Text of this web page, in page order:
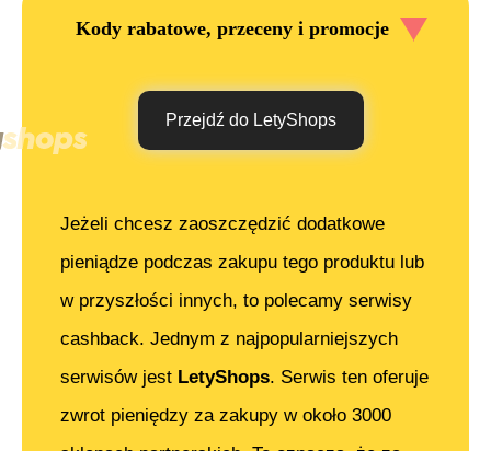
Kody rabatowe, przeceny i promocje
Przejdź do LetyShops
Jeżeli chcesz zaoszczędzić dodatkowe
pieniądze podczas zakupu tego produktu lub
w przyszłości innych, to polecamy serwisy
cashback. Jednym z najpopularniejszych
serwisów jest LetyShops. Serwis ten oferuje
zwrot pieniędzy za zakupy w około 3000